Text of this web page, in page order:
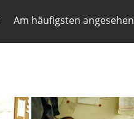
Am häufigsten angesehen